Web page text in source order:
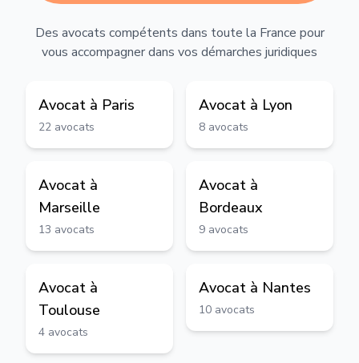
Des avocats compétents dans toute la France pour
vous accompagner dans vos démarches juridiques
Avocat à Paris
22 avocats
Avocat à Lyon
8 avocats
Avocat à
Marseille
13 avocats
Avocat à
Bordeaux
9 avocats
Avocat à
Toulouse
4 avocats
Avocat à Nantes
10 avocats